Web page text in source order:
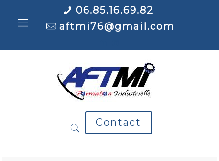
06.85.16.69.82
aftmi76@gmail.com
Contact